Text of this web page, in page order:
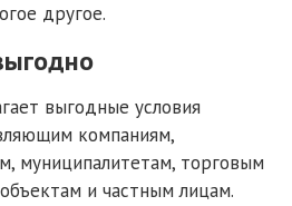
другое.
выгодные условия
компаниям,
муниципалитетам, торговым
и частным лицам.